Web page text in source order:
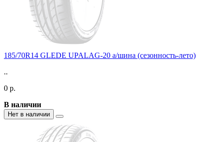
185/70R14 GLEDE UPALAG-20 а/шина (сезонность-лето)
..
0 р.
В наличии
Нет в наличии